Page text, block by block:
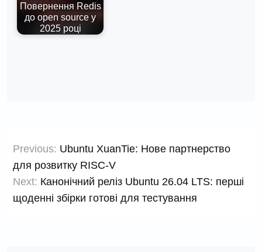
Повернення Redis
до open source у
2025 році
записів
Previous: Ubuntu XuanTie: Нове партнерство
для розвитку RISC-V
Next: Канонічний реліз Ubuntu 26.04 LTS: перші
щоденні збірки готові для тестування